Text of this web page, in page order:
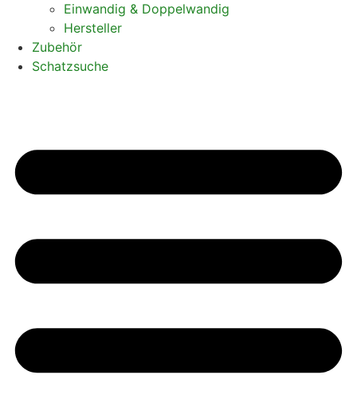
Einwandig & Doppelwandig
Hersteller
Zubehör
Schatzsuche